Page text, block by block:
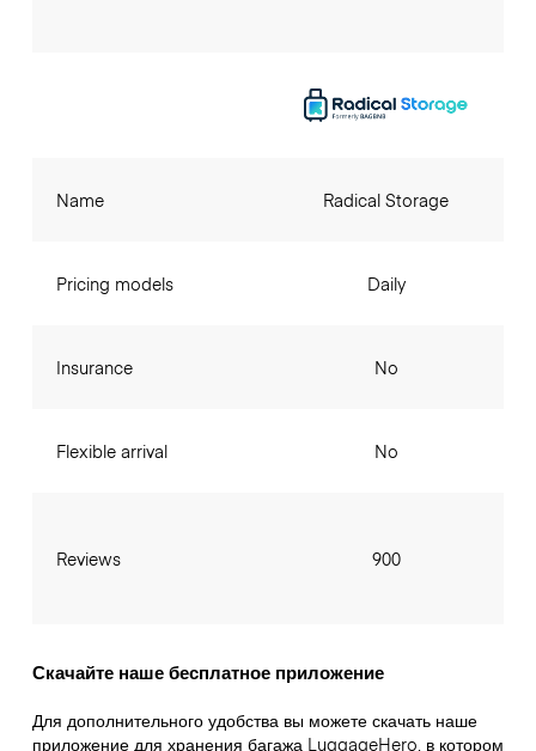
Name
Pricing models
Insurance
Flexible arrival
Reviews
Radical Storage
Daily
No
No
900
Скачайте наше бесплатное приложение
Для дополнительного удобства вы можете скачать наше
приложение для хранения багажа LuggageHero, в котором